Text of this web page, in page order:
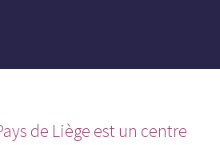
de Liège est un centre